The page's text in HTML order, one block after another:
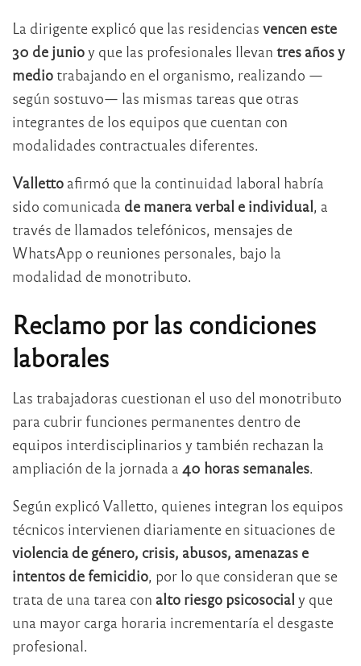
La dirigente explicó que las residencias vencen este
30 de junioy que las profesionales llevan tres años y
medio trabajando en el organismo, realizando —
según sostuvo— las mismas tareas que otras
integrantes de los equipos que cuentan con
modalidades contractuales diferentes.
Valletto afirmó que la continuidad laboral habría
sido comunicada de manera verbal e individual, a
través de llamados telefónicos, mensajes de
WhatsApp o reuniones personales, bajo la
modalidad de monotributo.
Reclamo por las condiciones
laborales
Las trabajadoras cuestionan el uso del monotributo
para cubrir funciones permanentes dentro de
equipos interdisciplinarios y también rechazan la
ampliación de la jornada a 40 horas semanales.
Según explicó Valletto, quienes integran los equipos
técnicos intervienen diariamente en situaciones de
violencia de género, crisis, abusos, amenazas e
intentos de femicidio, por lo que consideran que se
trata de una tarea con alto riesgo psicosocial y que
una mayor carga horaria incrementaría el desgaste
profesional.